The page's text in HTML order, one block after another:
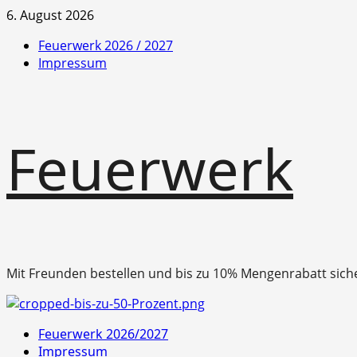
Zum
springen
6. August 2026
Feuerwerk 2026 / 2027
Impressum
Feuerwerk
Mit Freunden bestellen und bis zu 10% Mengenrabatt
Primäres
Menü
Feuerwerk 2026/2027
Impressum